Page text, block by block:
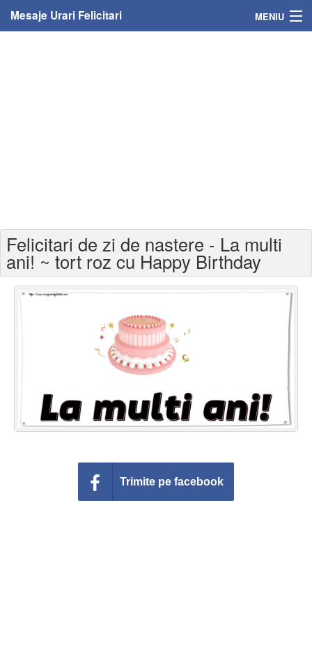
Mesaje Urari Felicitari MENIU
Felicitari varsta
Felicitari zilele anului
Felicitari zile saptamana
Felicitari muzicale
Felicitari animate
Conecteaza-te
Felicitari de zi de nastere - La multi
ani! ~ tort roz cu Happy Birthday
Trimite pe facebook